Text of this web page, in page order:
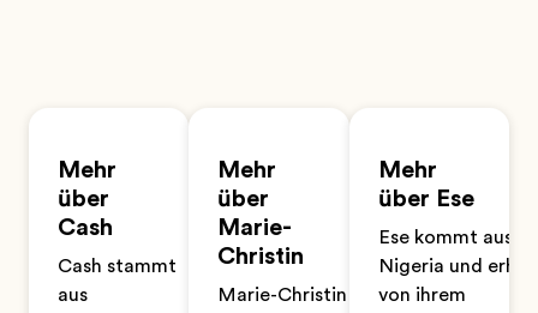
Mehr
über
Cash
Cash stammt
aus
Mehr
über
Marie-
Christin
Marie-Christin
Mehr
über Ese
Ese kommt aus
Nigeria und erhält
von ihrem